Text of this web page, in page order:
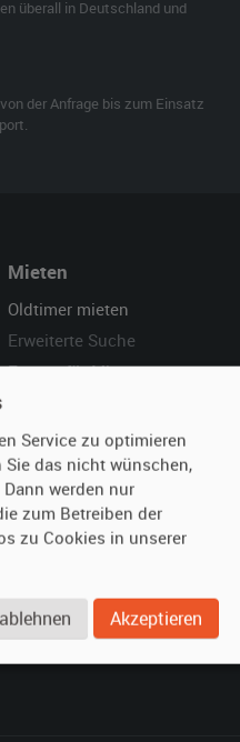
überall in Deutschland und
der Anfrage bis zum Einsatz
Mieten
Oldtimer mieten
Erweiterte Suche
Fragen für Mieter
Hilfe
Häufige Fragen (FAQ)
So funktioniert's
Service zu optimieren
das nicht wünschen,
werden nur
zum Betreiben der
zu Cookies in unserer
Akzeptieren